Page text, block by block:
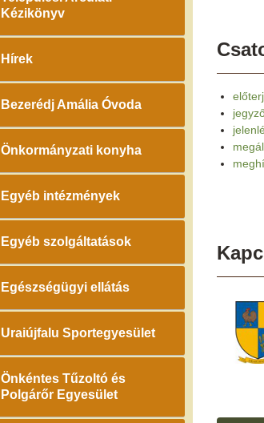
Kézikönyv
Hírek
Bezerédj Amália Óvoda
Önkormányzati konyha
Egyéb intézmények
Egyéb szolgáltatások
Egészségügyi ellátás
Uraiújfalu Sportegyesület
Önkéntes Tűzoltó és
Polgárőr Egyesület